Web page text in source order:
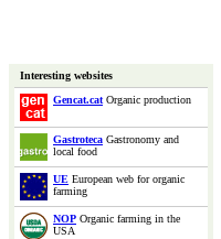
Interesting websites
Gencat.catOrganic production
Gastroteca Gastronomy and
local food
UE European web for organic
farming
NOP Organic farming in the
USA